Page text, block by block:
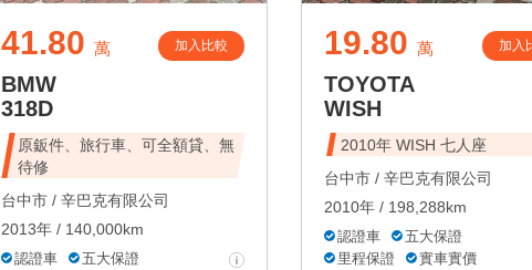
41.80 萬 加入比較
BMW
318D
原鈑件、旅行車、可全額貸、無
待修
台中市 / 辛巴克有限公司
2013年 / 140,000km
認證車
五大保證
19.80 萬 加入
TOYOTA
WISH
2010年 WISH 七人座
台中市 / 辛巴克有限公司
2010年 / 198,288km
認證車
五大保證
里程保證
實車實價